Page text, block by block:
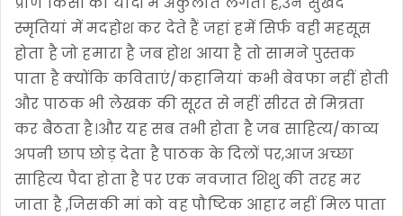
स्मृतियां में मदहोश कर देते हैं जहां हमें सिर्फ वही महसूस
होता है जो हमारा है जब होश आया है तो सामने पुस्तक
पाता है क्योंकि कविताएं/कहानियां कभी बेवफा नहीं होती
और पाठक भी लेखक की सूरत से नहीं सीरत से मित्रता
कर बैठता है।और यह सब तभी होता है जब साहित्य/काव्य
अपनी छाप छोड़ देता है पाठक के दिलों पर,आज अच्छा
साहित्य पैदा होता है पर एक नवजात शिशु की तरह मर
जाता है ,जिसकी मां को वह पौष्टिक आहार नहीं मिल पाता